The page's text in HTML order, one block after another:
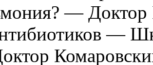
— Доктор
—